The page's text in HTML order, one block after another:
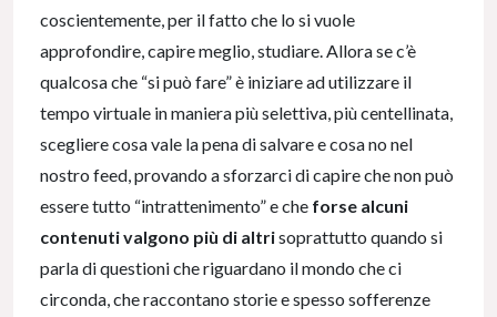
coscientemente, per il fatto che lo si vuole
approfondire, capire meglio, studiare. Allora se c’è
qualcosa che “si può fare” è iniziare ad utilizzare il
tempo virtuale in maniera più selettiva, più centellinata,
scegliere cosa vale la pena di salvare e cosa no nel
nostro feed, provando a sforzarci di capire che non può
essere tutto “intrattenimento” e che forse alcuni
contenuti valgono più di altrisoprattutto quando si
parla di questioni che riguardano il mondo che ci
circonda, che raccontano storie e spesso sofferenze